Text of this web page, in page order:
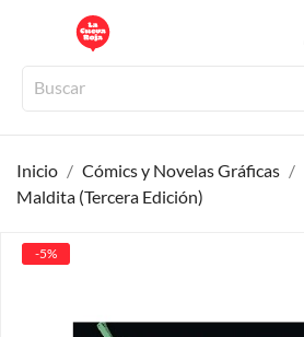
Inicio Cómics y Novelas Gráficas
Maldita (Tercera Edición)
-5%